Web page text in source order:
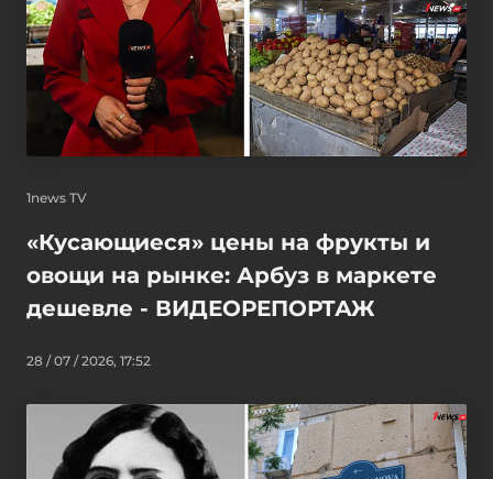
1news TV
«Кусающиеся» цены на фрукты и
овощи на рынке: Арбуз в маркете
дешевле - ВИДЕОРЕПОРТАЖ
28 / 07 / 2026, 17:52